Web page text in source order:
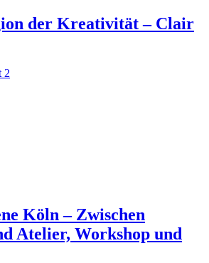
der Kreativität – Clair
2
Köln – Zwischen
Atelier, Workshop und